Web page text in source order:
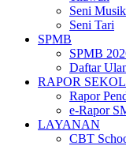
Seni Musik
Seni Tari
SPMB
SPMB
Daftar
RAPOR
Rapor
e-Rapor
LAYANAN
CBT